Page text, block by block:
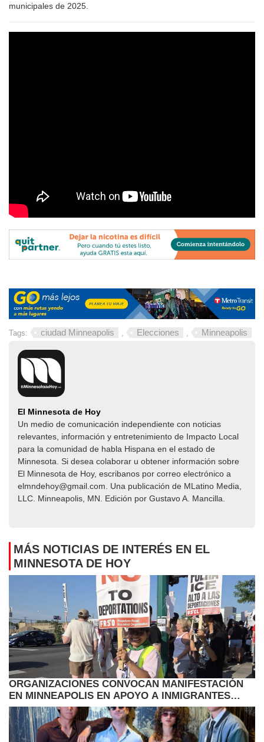
municipales de 2025.
Tags: ciudad Minneapolis , Elecciones , Minneapolis
El Minnesota de Hoy
Un medio de comunicación independiente con noticias
relevantes, información y entretenimiento de Impacto Local​​
para la comunidad de habla Hispana en el estado de
Minnesota. Si desea colaborar u obtener información sobre
El Minnesota de Hoy, escribanos por correo electrónico a
elmndehoy@gmail.com. Una publicación de MLatino Media,
LLC. Minneapolis, MN. Edición por Gustavo A. Mancilla.
MÁS NOTICIAS DE INTERÉS EN EL
MINNESOTA DE HOY
ORGANIZACIONES CONVOCAN MANIFESTACIÓN
EN MINNEAPOLIS EN APOYO A INMIGRANTES
HAITIANOS CON TPS